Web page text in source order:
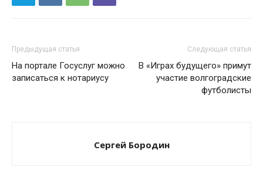
Предыдущая статья
На портале Госуслуг можно
записаться к нотариусу
Следующая статья
В «Играх будущего» примут
участие волгоградские
футболисты
Сергей Бородин